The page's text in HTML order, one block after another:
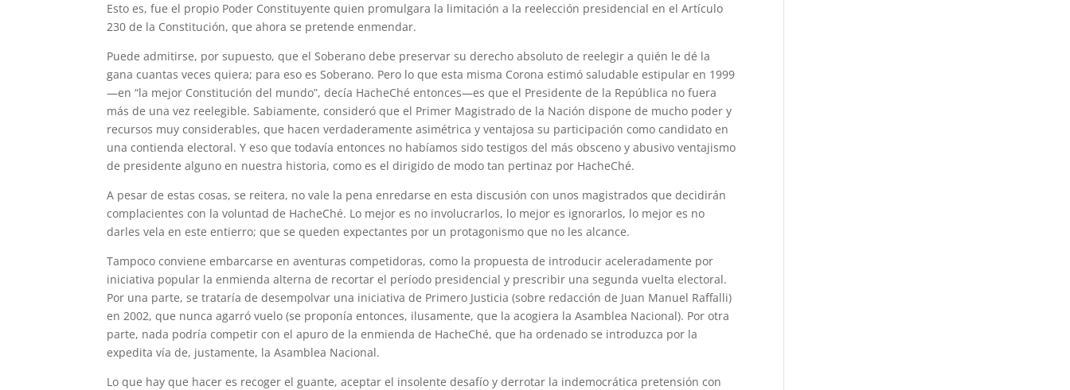
Esto es, fue el propio Poder Constituyente quien promulgara la limitación a la reelección presidencial en el Artículo
230 de la Constitución, que ahora se pretende enmendar.
Puede admitirse, por supuesto, que el Soberano debe preservar su derecho absoluto de reelegir a quién le dé la
gana cuantas veces quiera; para eso es Soberano. Pero lo que esta misma Corona estimó saludable estipular en 1999
—en “la mejor Constitución del mundo”, decía HacheChé entonces—es que el Presidente de la República no fuera
más de una vez reelegible. Sabiamente, consideró que el Primer Magistrado de la Nación dispone de mucho poder y
recursos muy considerables, que hacen verdaderamente asimétrica y ventajosa su participación como candidato en
una contienda electoral. Y eso que todavía entonces no habíamos sido testigos del más obsceno y abusivo ventajismo
de presidente alguno en nuestra historia, como es el dirigido de modo tan pertinaz por HacheChé.
A pesar de estas cosas, se reitera, no vale la pena enredarse en esta discusión con unos magistrados que decidirán
complacientes con la voluntad de HacheChé. Lo mejor es no involucrarlos, lo mejor es ignorarlos, lo mejor es no
darles vela en este entierro; que se queden expectantes por un protagonismo que no les alcance.
Tampoco conviene embarcarse en aventuras competidoras, como la propuesta de introducir aceleradamente por
iniciativa popular la enmienda alterna de recortar el período presidencial y prescribir una segunda vuelta electoral.
Por una parte, se trataría de desempolvar una iniciativa de Primero Justicia (sobre redacción de Juan Manuel Raffalli)
en 2002, que nunca agarró vuelo (se proponía entonces, ilusamente, que la acogiera la Asamblea Nacional). Por otra
parte, nada podría competir con el apuro de la enmienda de HacheChé, que ha ordenado se introduzca por la
expedita vía de, justamente, la Asamblea Nacional.
Lo que hay que hacer es recoger el guante, aceptar el insolente desafío y derrotar la indemocrática pretensión con